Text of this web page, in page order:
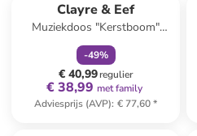
Clayre & Eef
Muziekdoos "Kerstboom"
groen/lichtbruin - (H)18 x Ø
15 cm
-49%
€ 40,99regulier
€ 38,99 met family
Adviesprijs (AVP): € 77,60*